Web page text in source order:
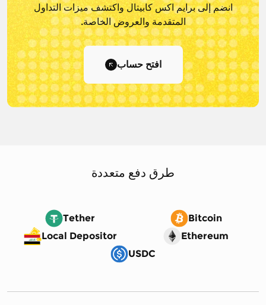
انضم إلى برايم اكس كابيتال واكتشف ميزات التداول
المتقدمة والعروض الخاصة.
افتح حساب
طرق دفع متعددة
Tether
Bitcoin
Local Depositor
Ethereum
USDC